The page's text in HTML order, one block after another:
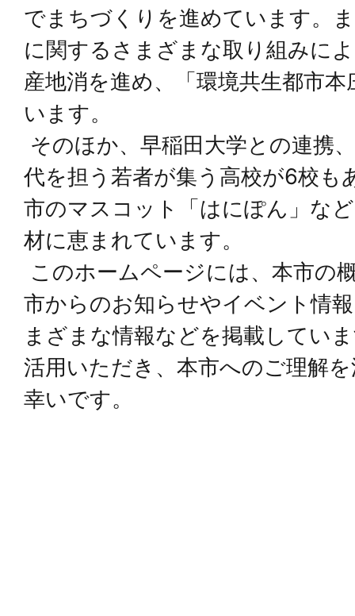
でまちづくりを進めています。
に関するさまざまな取り組みに
産地消を進め、「環境共生都市
います。
そのほか、早稲田大学との連携
代を担う若者が集う高校が6校も
市のマスコット「はにぽん」な
材に恵まれています。
このホームページには、本市の
市からのお知らせやイベント情
まざまな情報などを掲載してい
活用いただき、本市へのご理解
幸いです。